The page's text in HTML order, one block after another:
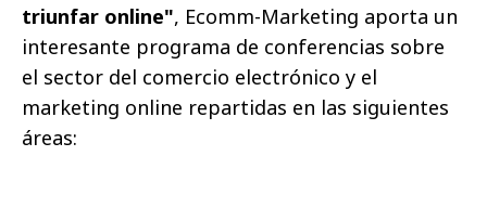
triunfar online", Ecomm-Marketing aporta un
interesante programa de conferencias sobre
el sector del comercio electrónico y el
marketing online repartidas en las siguientes
áreas: